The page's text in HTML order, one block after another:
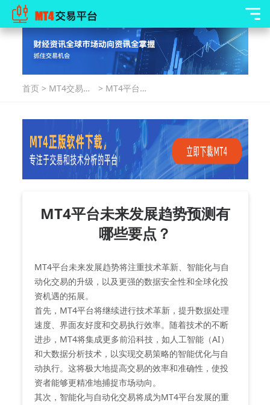
首页 > MT4交易指
> MT4平台未
要点？
MT4平台未来发展趋势预测有
哪些要点？
‌MT4平台未来发展趋势将注重技术革新、智能化与自
动化交易的升级，以及更强的数据安全性和全球化投
资机遇的拓展‌。
首先，MT4平台将继续进行技术革新，提升数据处理
速度、界面友好度和交易执行效率。随着技术的不断
进步，MT4将集成更多前沿科技，如人工智能（AI）
和大数据分析技术，以实现交易策略的智能优化与自
动执行‌。这将极大地提高交易的效率和准确性，使投
资者能够更精准地捕捉市场动向。
其次，智能化与自动化交易将成为MT4平台发展的重